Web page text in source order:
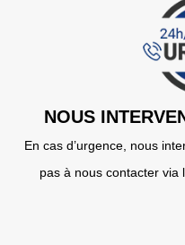
NOUS
En cas d’urgence, nous
pas à nous contacter via